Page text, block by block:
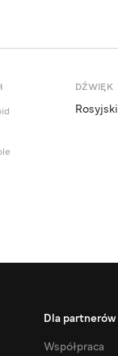
DŹWIĘK
Rosyjski
Dla partnerów
Współpraca